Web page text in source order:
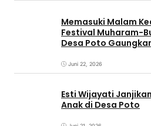
Memasuki Malam
Festival Muharam-
Desa Poto
Juni 22, 2026
Esti Wijayati
Anak di Desa Poto